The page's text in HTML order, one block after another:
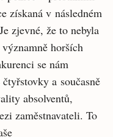
získaná v následném
zjevné, že to nebyla
horších
se nám
a současně
absolventů,
zaměstnavateli. To